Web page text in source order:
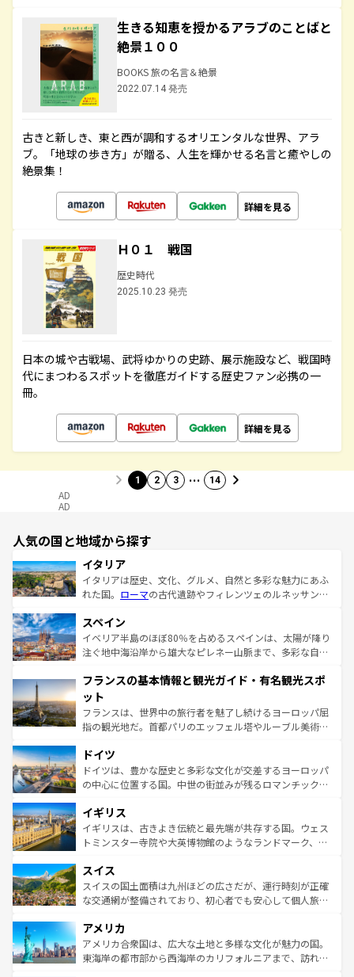
生きる知恵を授かるアラブのことばと
絶景１００
BOOKS 旅の名言＆絶景
2022.07.14 発売
古きと新しき、東と西が調和するオリエンタルな世界、アラ
ブ。「地球の歩き方」が贈る、人生を輝かせる名言と癒やしの
絶景集！
詳細を見る
Ｈ０１ 戦国
歴史時代
2025.10.23 発売
日本の城や古戦場、武将ゆかりの史跡、展示施設など、戦国時
代にまつわるスポットを徹底ガイドする歴史ファン必携の一
冊。
詳細を見る
1 2 3 … 14
AD
AD
人気の国と地域から探す
イタリア
イタリアは歴史、文化、グルメ、自然と多彩な魅力にあふ
れた国。 ローマの古代遺跡やフィレンツェのルネッサンス
ろん、トスカーナの美しい田園風景やアマルフィ海岸の絶
景など、自然景観も見逃せない。観光の合間には、本場の
ピザやパスタなど、絶品のイタリア料理を堪能することも
ませてくれるイタリアで、忘れられない旅をしてみよう！
なお、新着のイタリア情報は
しい。
スペイン
イベリア半島のほぼ80％を占めるスペインは、太陽が降り
注ぐ地中海沿岸から雄大なピレネー山脈まで、多彩な自然
文化が根付くこの国では、情熱的なフラメンコ、熱気あふ
れる闘牛、そして美味しいタパスが生活の一部となってい
る。首都マドリードの洗練された雰囲気や、バルセロナの
アートに溢れた街角から、地方では古代ローマ遺跡や中世
せる。地方によって風土や気候が異なるスペインはその個
性で訪れる人を魅了する。 なお、新着のスペイン情報は コ
ンテンツ一覧を参照してほしい。
フランスの基本情報と観光ガイド・有名観光スポ
ット
フランスは、世界中の旅行者を魅了し続けるヨーロッパ屈
指の観光地だ。首都パリのエッフェル塔やルーブル美術館
で、幅広い魅力が詰まっている。華麗な宮殿、歴史的な大
聖堂、美しいビーチ、そして豊かな自然が、訪れる者を心
から魅了する。また、フランスは美食の国としても知ら
いる。シャンパンの発祥地であるランス、プロヴァンスの
香り高いラベンダー畑など、多彩な楽しみ方が可能だ。さ
らに、パリ以外の地域にも魅力が溢れており、どの街角に
れる地方に足を運ぶとそれぞれで全く異なる文化を体験で
きるだろう。 なお、新着のフランス情報はコンテンツ一覧
を参照してほしい。
ドイツ
ドイツは、豊かな歴史と多彩な文化が交差するヨーロッパ
の中心に位置する国。中世の街並みが残るロマンチック街
顔を持つこの国は、どこを歩いても飽きることがない。ベ
ルリンの文化的活気、バイエルン州のアルプスの絶景、そ
してライン川沿いのワイン畑といった風景は必見。ビール
は、お酒好きな人にはぜひ体験してほしい。 なお、新着の
ドイツ情報はコンテンツ一覧を参照してほしい。
イギリス
イギリスは、古きよき伝統と最先端が共存する国。ウェス
トミンスター寺院や大英博物館のようなランドマーク、歴
リアごとに異なる魅力がある。また、優雅なアフタヌーン
ティー、ビール好きにはたまらない英国パブ、サッカー観
戦など、本場だからこそできる体験も豊富。イギリスを旅
ンツ一覧を参照してほしい。
スイス
スイスの国土面積は九州ほどの広さだが、運行時刻が正確
な交通網が整備されており、初心者でも安心して個人旅行
の建物がそのまま残る町や、スイスならではのユニークな
博物館もあり、アルプス観光だけでなく町歩きも満喫する
ことができる。国民の所得が高いため物価も高いが、旅行
アメリカ
アメリカ合衆国は、広大な土地と多様な文化が魅力の国。
東海岸の都市部から西海岸のカリフォルニアまで、訪れる